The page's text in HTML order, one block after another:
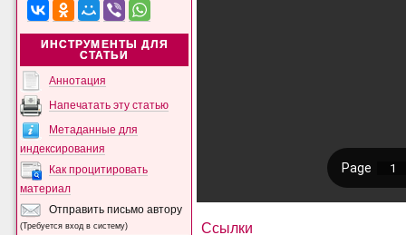
ИНСТРУМЕНТЫ ДЛЯ
СТАТЬИ
Аннотация
Напечатать эту статью
Метаданные для
индексирования
Как процитировать
материал
Отправить письмо автору
(Требуется вход в систему) Ссылки